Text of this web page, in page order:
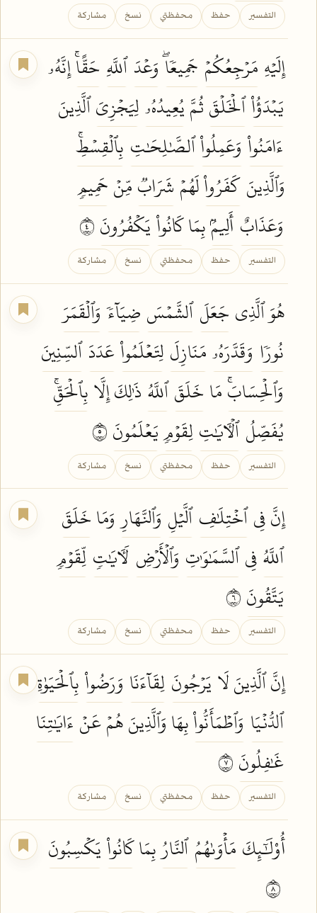
التفسير حفظ محفظتي نسخ مشاركة
إِلَيۡهِ مَرۡجِعُكُمۡ جَمِيعٗاۖ وَعۡدَ ٱللَّهِ حَقًّاۚإِنَّهُۥ
يَبۡدَؤُاْٱلۡخَلۡقَثُمَّيُعِيدُهُۥلِيَجۡزِيَٱلَّذِينَ
ءَامَنُواْ وَعَمِلُواْٱلصَّٰلِحَٰتِ بِٱلۡقِسۡطِۚ
وَٱلَّذِينَكَفَرُواْلَهُمۡ شَرَابٞمِّنۡحَمِيمٖ
وَعَذَابٌ أَلِيمُۢبِمَاكَانُواْيَكۡفُرُونَ
التفسير حفظ محفظتي نسخ مشاركة
هُوَ ٱلَّذِيجَعَلَٱلشَّمۡسَ ضِيَآءٗ وَٱلۡقَمَرَ
نُورٗا وَقَدَّرَهُۥمَنَازِلَ لِتَعۡلَمُواْعَدَدَٱلسِّنِينَ
وَٱلۡحِسَابَۚمَاخَلَقَٱللَّهُ ذَٰلِكَ إِلَّابِٱلۡحَقِّۚ
يُفَصِّلُٱلۡأٓيَٰتِلِقَوۡمٖيَعۡلَمُونَ
التفسير حفظ محفظتي نسخ مشاركة
إِنَّ فِيٱخۡتِلَٰفِٱلَّيۡلِ وَٱلنَّهَارِ وَمَاخَلَقَ
ٱللَّهُفِيٱلسَّمَٰوَٰتِ وَٱلۡأَرۡضِ لَأٓيَٰتٖ لِّقَوۡمٖ
يَتَّقُونَ
التفسير حفظ محفظتي نسخ مشاركة
إِنَّ ٱلَّذِينَ لَا يَرۡجُونَ لِقَآءَنَا وَرَضُواْبِٱلۡحَيَوٰةِ
ٱلدُّنۡيَا وَٱطۡمَأَنُّواْبِهَا وَٱلَّذِينَ هُمۡ عَنۡ ءَايَٰتِنَا
غَٰفِلُونَ
التفسير حفظ محفظتي نسخ مشاركة
أُوْلَٰٓئِكَ مَأۡوَىٰهُمُٱلنَّارُبِمَاكَانُواْيَكۡسِبُونَ